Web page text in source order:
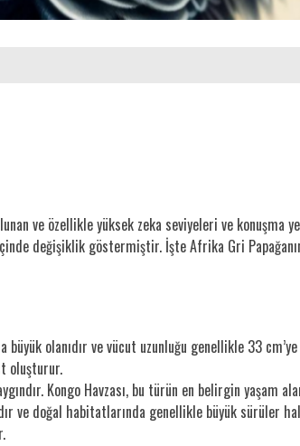
ve özellikle yüksek zeka seviyeleri ve konuşma
değişiklik göstermiştir. İşte Afrika Gri
olanıdır ve vücut uzunluğu genellikle 33
oluşturur.
Kongo Havzası, bu türün en belirgin yaşam
ve doğal habitatlarında genellikle büyük sürüler